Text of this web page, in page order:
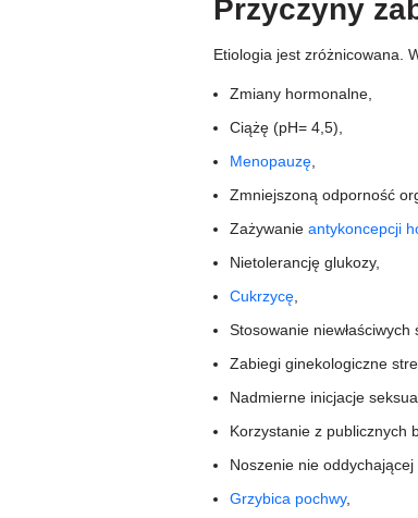
Przyczyny
Etiologia jest zróżnicowana.
Zmiany hormonalne,
Ciążę (pH= 4,5),
Menopauzę
Zmniejszoną odporność
Zażywanie antykoncepcji
Nietolerancję glukozy,
Cukrzycę
Stosowanie
Zabiegi ginekologiczne
Nadmierne inicjacje
Korzystanie z publicznych
Noszenie nie oddychającej
Grzybica pochwy,